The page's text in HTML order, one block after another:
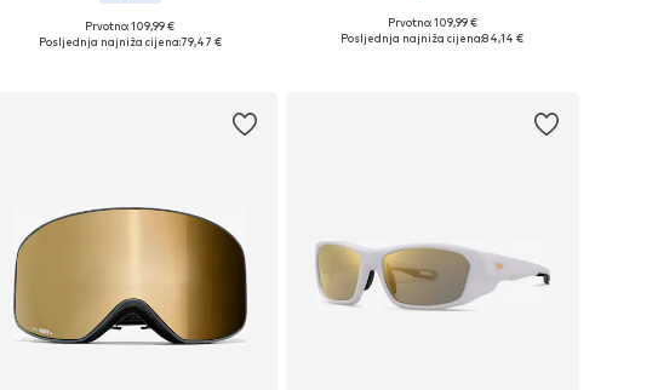
Dostupne veličine: Onesize
Prvotno: 109,99 €
Posljednja najniža cijena:79,47 €
Dostupne veličine: Onesize
Prvotno: 109,99 €
Posljednja najniža cijena:84,14 €